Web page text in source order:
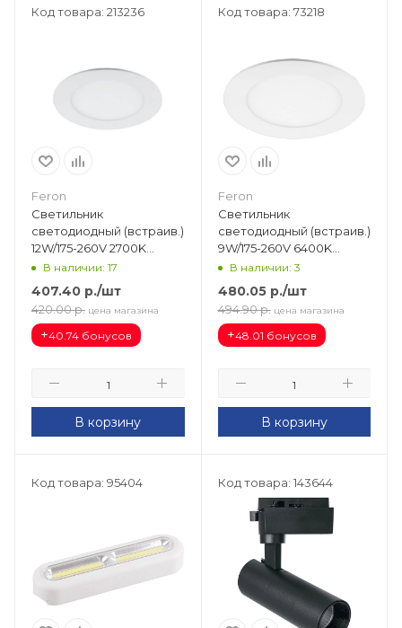
Код товара: 213236
Feron
Светильник
светодиодный (встраив.)
12W/175-260V 2700K
960Лм IP20 белый
(AL500) d170 48992
В наличии: 17
407.40 р./шт
420.00 р. цена магазина
+40.74 бонусов
В корзину
Код товара: 73218
Feron
Светильник
светодиодный (встраив.)
9W/175-260V 6400K
740Лм IP20 белый
(AL500) d145 27999
В наличии: 3
480.05р./шт
494.90 р. цена магазина
+48.01 бонусов
В корзину
Код товара: 95404 Код товара: 143644